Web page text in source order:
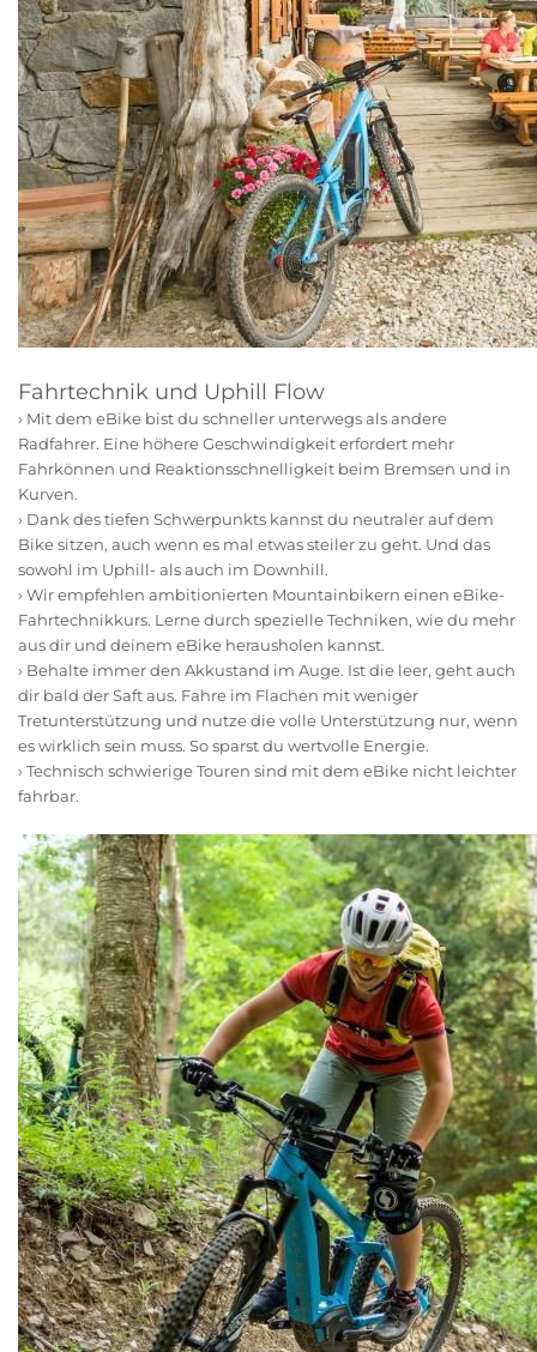
Fahrtechnik und Uphill Flow
› Mit dem eBike bist du schneller unterwegs als andere
Radfahrer. Eine höhere Geschwindigkeit erfordert mehr
Fahrkönnen und Reaktionsschnelligkeit beim Bremsen und in
Kurven.
› Dank des tiefen Schwerpunkts kannst du neutraler auf dem
Bike sitzen, auch wenn es mal etwas steiler zu geht. Und das
sowohl im Uphill- als auch im Downhill.
› Wir empfehlen ambitionierten Mountainbikern einen eBike-
Fahrtechnikkurs. Lerne durch spezielle Techniken, wie du mehr
aus dir und deinem eBike herausholen kannst.
› Behalte immer den Akkustand im Auge. Ist die leer, geht auch
dir bald der Saft aus. Fahre im Flachen mit weniger
Tretunterstützung und nutze die volle Unterstützung nur, wenn
es wirklich sein muss. So sparst du wertvolle Energie.
› Technisch schwierige Touren sind mit dem eBike nicht leichter
fahrbar.